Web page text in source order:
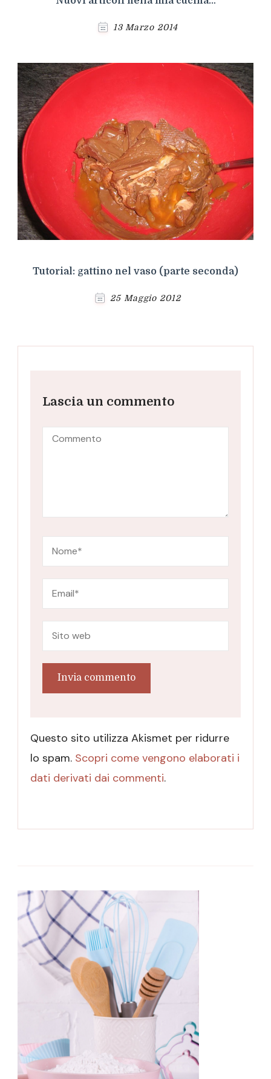
13 Marzo 2014
Tutorial: gattino nel vaso (parte seconda)
25 Maggio 2012
Lascia un commento
Questo sito utilizza Akismet per ridurre
lo spam. Scopri come vengono elaborati i
dati derivati dai commenti.